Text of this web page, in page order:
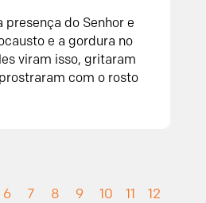
presença do Senhore
e a gordura no
viram isso, gritaram
com o rosto
6 7 8 9 10 11 12